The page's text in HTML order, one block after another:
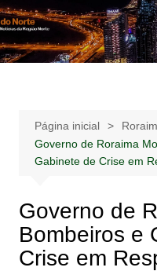
Ir
para
o
Notícias – Publicidades –
Página inicial
Governo de Roraima
Gabinete de Crise em
Governo de
Bombeiros e
Crise em